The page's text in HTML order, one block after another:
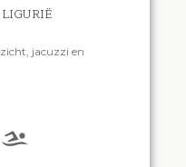
jacuzzi en